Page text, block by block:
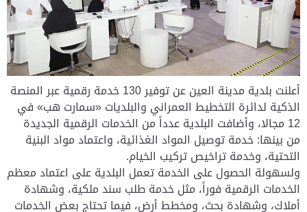
أعلنت بلدية مدينة العين عن توفير 130 خدمة رقمية عبر المنصة
الذكية لدائرة التخطيط العمراني والبلديات «سمارت هب» في
12 مجالا، وأضافت البلدية عدداً من الخدمات الرقمية الجديدة
من بينها: خدمة توصيل المواد الغذائية، واعتماد مواد البنية
التحتية، وخدمة تراخيص تركيب الخيام.
ولسهولة الحصول على الخدمة تعمل البلدية على اعتماد معظم
الخدمات الرقمية فوراً، مثل خدمة طلب سند ملكية، وشهادة
أملاك، وشهادة بحث، ومخطط أرض، فيما تحتاج بعض الخدمات